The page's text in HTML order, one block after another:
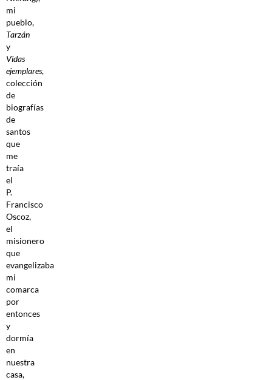
mi
pueblo,
Tarzán
y
Vidas
ejemplares,
colección
de
biografías
de
santos
que
me
traía
el
P.
Francisco
Oscoz,
el
misionero
que
evangelizaba
mi
comarca
por
entonces
y
dormía
en
nuestra
casa,